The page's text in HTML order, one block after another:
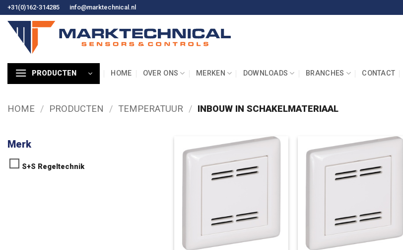
Ga
naar
inhoud
+31(0)162-314285 info@marktechnical.nl
PRODUCTEN HOME OVER ONS MERKEN DOWNLOADS BRANCHES CONTACT
HOME / PRODUCTEN / TEMPERATUUR / INBOUW IN SCHAKELMATERIAAL
Merk
S+S Regeltechnik